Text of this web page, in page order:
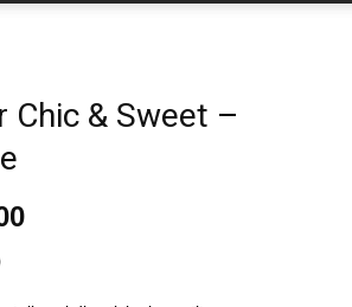
Chic & Sweet –